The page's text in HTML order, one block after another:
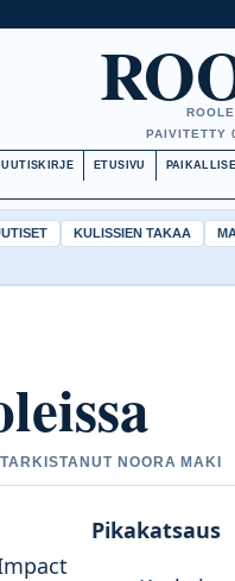
PAIVITETTY
UUTISKIRJE ETUSIVU
KULISSIEN TAKAA
NOORA MAKI
Pikakatsaus